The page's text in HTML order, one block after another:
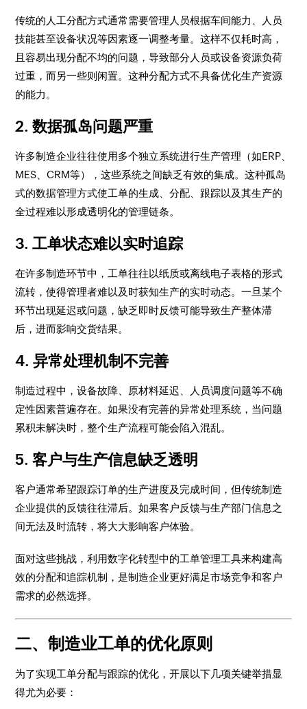
传统的人工分配方式通常需要管理人员根据车间能力、人员
技能甚至设备状况等因素逐一调整考量。这样不仅耗时高，
且容易出现分配不均的问题，导致部分人员或设备资源负荷
过重，而另一些则闲置。这种分配方式不具备优化生产资源
的能力。
2. 数据孤岛问题严重
许多制造企业往往使用多个独立系统进行生产管理（如ERP、
MES、CRM等），这些系统之间缺乏有效的集成。这种孤岛
式的数据管理方式使工单的生成、分配、跟踪以及其生产的
全过程难以形成透明化的管理链条。
3. 工单状态难以实时追踪
在许多制造环节中，工单往往以纸质或离线电子表格的形式
流转，使得管理者难以及时获知生产的实时动态。一旦某个
环节出现延迟或问题，缺乏即时反馈可能导致生产整体滞
后，进而影响交货结果。
4. 异常处理机制不完善
制造过程中，设备故障、原材料延迟、人员调度问题等不确
定性因素普遍存在。如果没有完善的异常处理系统，当问题
累积未解决时，整个生产流程可能会陷入混乱。
5. 客户与生产信息缺乏透明
客户通常希望跟踪订单的生产进度及完成时间，但传统制造
企业提供的反馈往往滞后。如果客户反馈与生产部门信息之
间无法及时流转，将大大影响客户体验。
面对这些挑战，利用数字化转型中的工单管理工具来构建高
效的分配和追踪机制，是制造企业更好满足市场竞争和客户
需求的必然选择。
二、制造业工单的优化原则
为了实现工单分配与跟踪的优化，开展以下几项关键举措显
得尤为必要：